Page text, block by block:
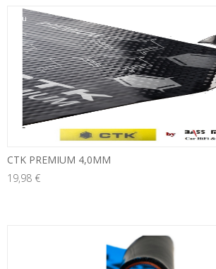
neu
CTK PREMIUM 4,0MM
19,98 €